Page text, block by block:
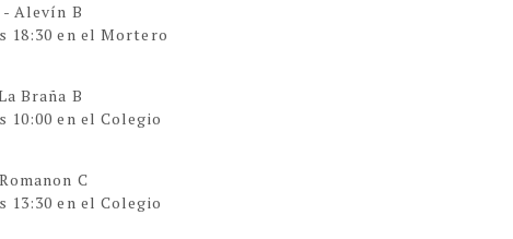
- Alevín B
18:30 en el Mortero
Braña B
10:00 en el Colegio
C
13:30 en el Colegio